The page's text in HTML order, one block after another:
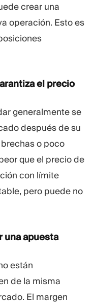
crear una
operación. Esto es
el precio
generalmente se
después de su
o poco
que el precio de
con límite
pero puede no
una apuesta
están
de la misma
El margen